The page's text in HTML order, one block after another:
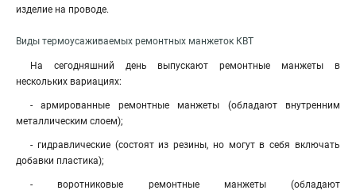
изделие на проводе.
Виды термоусаживаемых ремонтных манжеток КВТ
На сегодняшний день выпускают ремонтные манжеты в
нескольких вариациях:
- армированные ремонтные манжеты (обладают внутренним
металлическим слоем);
- гидравлические (состоят из резины, но могут в себя включать
добавки пластика);
- воротниковые ремонтные манжеты (обладают